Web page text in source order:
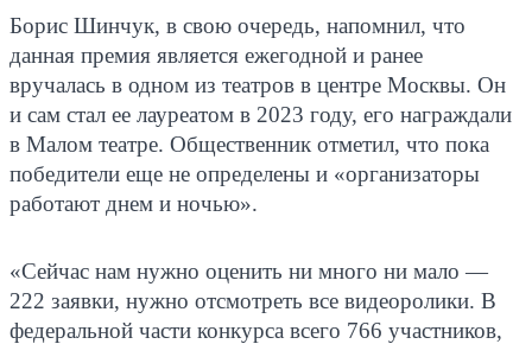
Борис Шинчук, в свою очередь, напомнил, что
данная премия является ежегодной и ранее
вручалась в одном из театров в центре Москвы. Он
и сам стал ее лауреатом в 2023 году, его награждали
в Малом театре. Общественник отметил, что пока
победители еще не определены и «организаторы
работают днем и ночью».
«Сейчас нам нужно оценить ни много ни мало —
222 заявки, нужно отсмотреть все видеоролики. В
федеральной части конкурса всего 766 участников,